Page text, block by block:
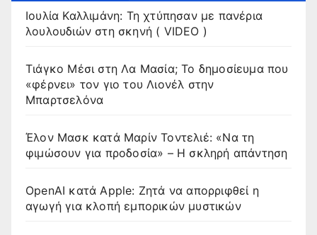
Ιουλία Καλλιμάνη: Τη χτύπησαν με πανέρια
λουλουδιών στη σκηνή ( VIDEO )
Τιάγκο Μέσι στη Λα Μασία; Το δημοσίευμα που
«φέρνει» τον γιο του Λιονέλ στην
Μπαρτσελόνα
Έλον Μασκ κατά Μαρίν Τοντελιέ: «Να τη
φιμώσουν για προδοσία» – Η σκληρή απάντηση
OpenAI κατά Apple: Ζητά να απορριφθεί η
αγωγή για κλοπή εμπορικών μυστικών